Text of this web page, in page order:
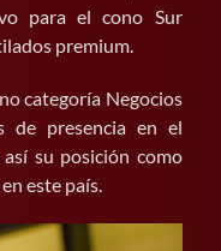
para el cono Sur
premium.
categoría Negocios
de presencia en el
su posición como
este país.